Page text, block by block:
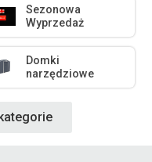
Sezonowa
Wyprzedaż
Domki
narzędziowe